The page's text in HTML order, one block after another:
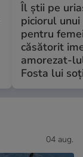
Îl știi pe
piciorul
pentru
căsătorit
amorezat-
Fosta lui
04 aug.